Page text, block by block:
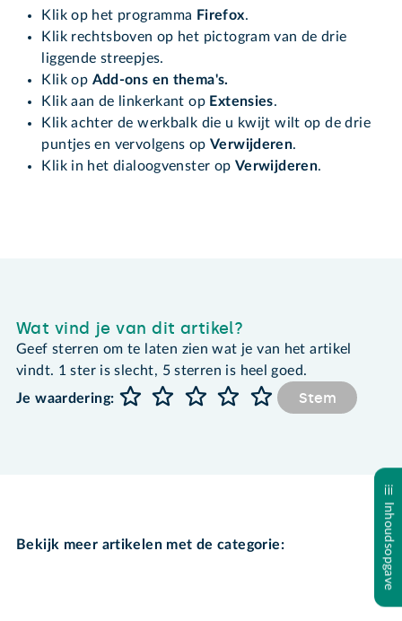
Klik op het programma Firefox.
Klik rechtsboven op het pictogram van de drie
liggende streepjes.
Klik op Add-ons en thema's.
Klik aan de linkerkant op Extensies.
Klik achter de werkbalk die u kwijt wilt op de drie
puntjes en vervolgens op Verwijderen.
Klik in het dialoogvenster op Verwijderen.
Inhoudsopgave
Wat vind je van dit artikel?
Geef sterren om te laten zien wat je van het artikel
vindt. 1 ster is slecht, 5 sterren is heel goed.
Je waardering:
Stem
Bekijk meer artikelen met de categorie: